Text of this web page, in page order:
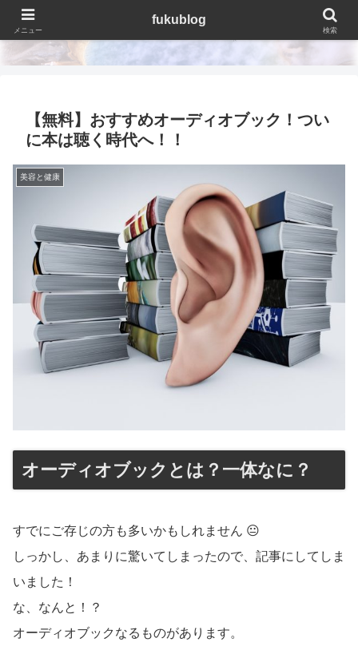
fukublog
【無料】おすすめオーディオブック！つい
に本は聴く時代へ！！
美容と健康
オーディオブックとは？一体なに？
すでにご存じの方も多いかもしれません 😐
しっかし、あまりに驚いてしまったので、記事にしてしま
いました！
な、なんと！？
オーディオブックなるものがあります。
メニュー
fukublog
検索